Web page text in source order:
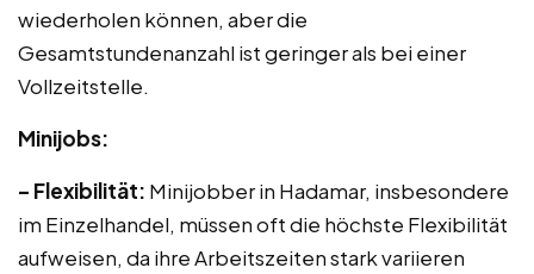
wiederholen können, aber die
Gesamtstundenanzahl ist geringer als bei einer
Vollzeitstelle.
Minijobs:
– Flexibilität: Minijobber in Hadamar, insbesondere
im Einzelhandel, müssen oft die höchste Flexibilität
aufweisen, da ihre Arbeitszeiten stark variieren